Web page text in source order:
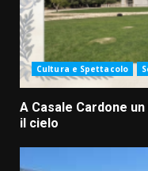
Cultura e Spettacolo
A Casale Cardone
il cielo